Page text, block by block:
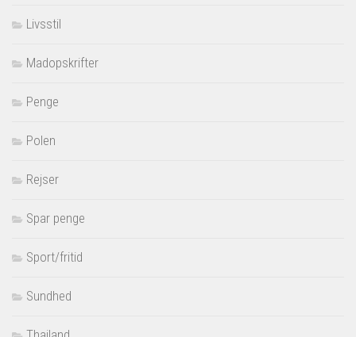
Livsstil
Madopskrifter
Penge
Polen
Rejser
Spar penge
Sport/fritid
Sundhed